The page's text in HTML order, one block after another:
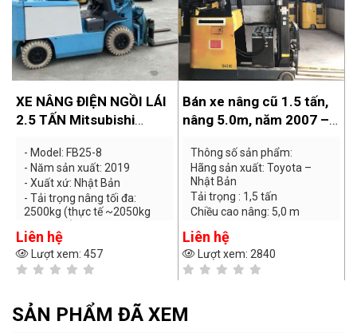
XE NÂNG ĐIỆN NGỒI LÁI
2.5 TẤN Mitsubishi
- Model: FB25-8
- Năm sản xuất: 2019
- Xuất xứ: Nhật Bản
- Tải trọng nâng tối đa:
2500kg (thực tế ~2050kg
- Chiều cao nâng: 3000mm
- Nhiên liệu: Điện (ắc quy)
- Bình điện:
Hitachi
- Kiểu vận hành: Ngồi lái, 4
bánh đối trọng
Liên hệ
Lượt xem: 457
Bán xe nâng cũ 1.5 tấn,
nâng 5.0m, năm 2007 –
Toyota
Thông số sản phẩm:
Hãng sản xuất: Toyota –
Nhật Bản
Tải trọng : 1,5 tấn
Chiều cao nâng: 5,0 m
Liên hệ
Lượt xem: 2840
SẢN PHẨM ĐÃ XEM